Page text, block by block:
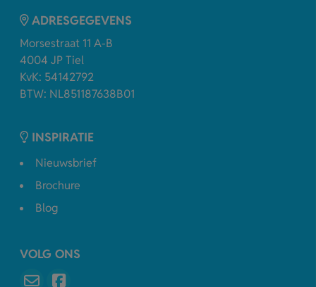
ADRESGEGEVENS
Morsestraat 11 A-B
4004 JP Tiel
KvK: 54142792
BTW: NL851187638B01
INSPIRATIE
Nieuwsbrief
Brochure
Blog
VOLG ONS